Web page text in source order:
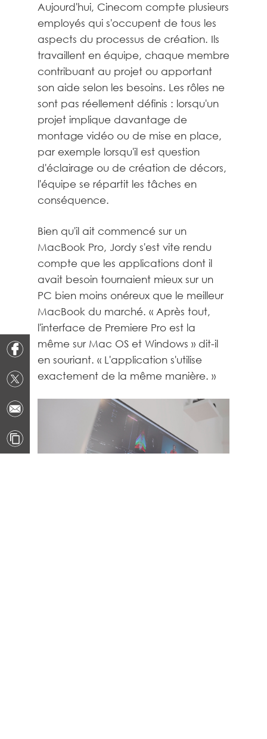
Aujourd'hui, Cinecom compte plusieurs
employés qui s'occupent de tous les
aspects du processus de création. Ils
travaillent en équipe, chaque membre
contribuant au projet ou apportant
son aide selon les besoins. Les rôles ne
sont pas réellement définis : lorsqu'un
projet implique davantage de
montage vidéo ou de mise en place,
par exemple lorsqu'il est question
d'éclairage ou de création de décors,
l'équipe se répartit les tâches en
conséquence.
Bien qu'il ait commencé sur un
MacBook Pro, Jordy s'est vite rendu
compte que les applications dont il
avait besoin tournaient mieux sur un
PC bien moins onéreux que le meilleur
MacBook du marché. « Après tout,
l'interface de Premiere Pro est la
même sur Mac OS et Windows » dit-il
en souriant. « L'application s'utilise
exactement de la même manière. »